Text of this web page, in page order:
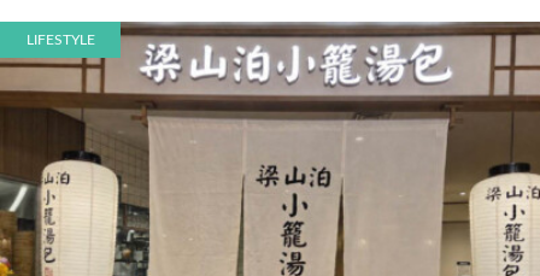
LIFESTYLE